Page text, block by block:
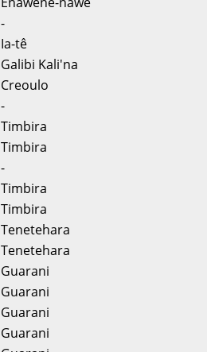
-
Ia-tê
Galibi Kali'na
Creoulo
-
Timbira
Timbira
-
Timbira
Timbira
Tenetehara
Tenetehara
Guarani
Guarani
Guarani
Guarani